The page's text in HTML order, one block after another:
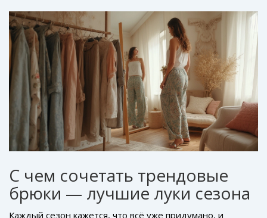
“чистого”, лаконичного дизайна.
набережной или просто пройтись по улице — это твоя
вещь. Если сразу есть ощущение дискомфорта —
поверь, дальше будет только хуже. Мода в 2024 году
переосмыслила: брюки больше не тюрьма для тела.
С чем сочетать трендовые
брюки — лучшие луки сезона
Каждый сезон кажется, что всё уже придумано, и